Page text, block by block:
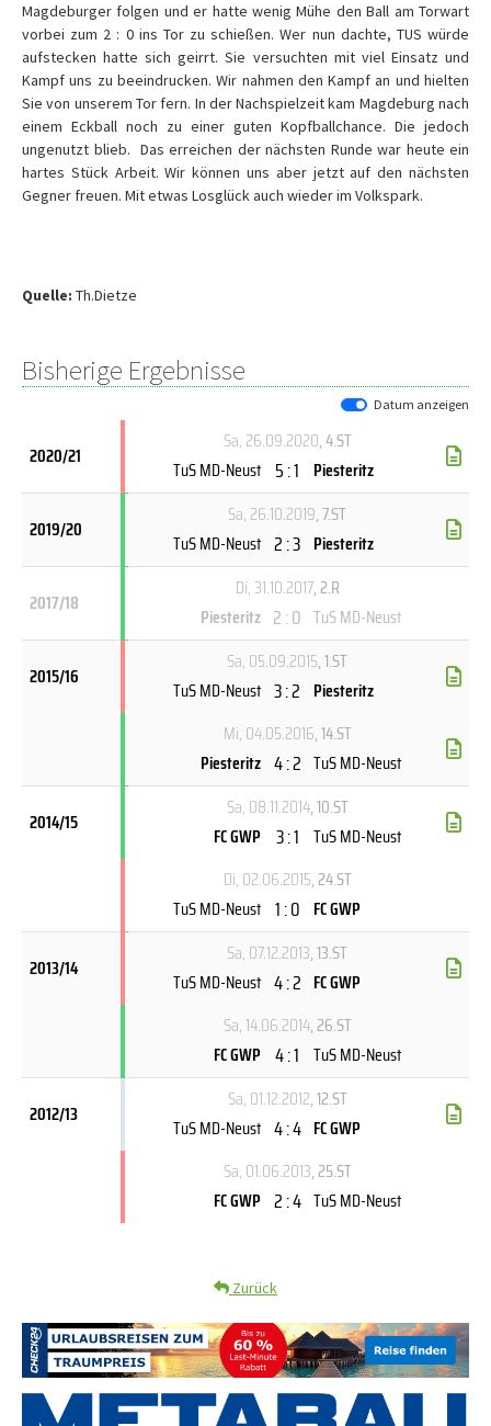
Magdeburger folgen und er hatte wenig Mühe den Ball am Torwart
vorbei zum 2 : 0 ins Tor zu schießen. Wer nun dachte, TUS würde
aufstecken hatte sich geirrt. Sie versuchten mit viel Einsatz und
Kampf uns zu beeindrucken. Wir nahmen den Kampf an und hielten
Sie von unserem Tor fern. In der Nachspielzeit kam Magdeburg nach
einem Eckball noch zu einer guten Kopfballchance. Die jedoch
ungenutzt blieb. Das erreichen der nächsten Runde war heute ein
hartes Stück Arbeit. Wir können uns aber jetzt auf den nächsten
Gegner freuen. Mit etwas Losglück auch wieder im Volkspark.
Quelle: Th.Dietze
Bisherige Ergebnisse
Datum anzeigen
2020/21
Sa, 26.09.2020, 4.ST
TuS MD-Neust 5 : 1 Piesteritz
2019/20
Sa, 26.10.2019, 7.ST
TuS MD-Neust 2 : 3 Piesteritz
2017/18
Di, 31.10.2017, 2.R
Piesteritz 2 : 0 TuS MD-Neust
2015/16
Sa, 05.09.2015, 1.ST
TuS MD-Neust 3 : 2 Piesteritz
Mi, 04.05.2016, 14.ST
Piesteritz 4 : 2 TuS MD-Neust
2014/15
Sa, 08.11.2014, 10.ST
FC GWP 3 : 1 TuS MD-Neust
Di, 02.06.2015, 24.ST
TuS MD-Neust 1 : 0 FC GWP
2013/14
Sa, 07.12.2013, 13.ST
TuS MD-Neust 4 : 2 FC GWP
Sa, 14.06.2014, 26.ST
FC GWP 4 : 1 TuS MD-Neust
2012/13
Sa, 01.12.2012, 12.ST
TuS MD-Neust 4 : 4 FC GWP
Sa, 01.06.2013, 25.ST
FC GWP 2 : 4 TuS MD-Neust
Zurück